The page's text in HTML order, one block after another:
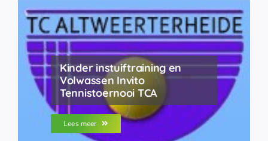
Kinder instuiftraining en
Volwassen Invito
Tennistoernooi TCA
Lees meer